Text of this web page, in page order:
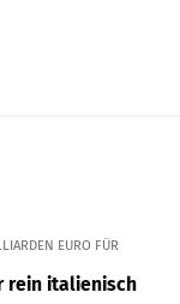
EURO FÜR
rein italienisch